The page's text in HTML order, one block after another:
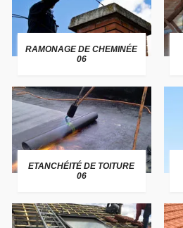
RAMONAGE DE CHEMINÉE
06
ETANCHÉITÉ DE TOITURE
06